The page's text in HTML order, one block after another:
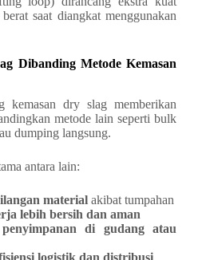
saat diangkat menggunakan
Dibanding Metode Kemasan
kemasan dry slag memberikan
metode lain seperti bulk
dumping langsung.
antara lain:
materialakibat tumpahan
lebih bersih dan aman
di gudang atau